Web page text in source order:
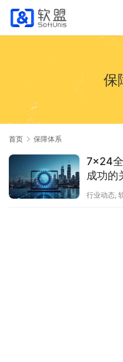
保
首页 保障体系
7×24
成功的
行业动态,